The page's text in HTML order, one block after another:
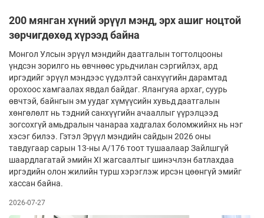
200 мянган хүний эрүүл мэнд, эрх ашиг ноцтой
зөрчигдөхөд хүрээд байна
Монгол Улсын эрүүл мэндийн даатгалын тогтолцооны
үндсэн зорилго нь өвчнөөс урьдчилан сэргийлэх, ард
иргэдийг эрүүл мэндээс үүдэлтэй санхүүгийн дарамтад
орохоос хамгаалах явдал байдаг. Ялангуяа архаг, суурь
өвчтэй, байнгын эм уудаг хүмүүсийн хувьд даатгалын
хөнгөлөлт нь тэдний санхүүгийн ачааллыг үүрэлцээд
зогсохгүй амьдралын чанараа хадгалах боломжийнх нь нэг
хэсэг билээ. Гэтэл Эрүүл мэндийн сайдын 2026 оны
тавдугаар сарын 13-ны А/176 тоот тушаалаар Зайлшгүй
шаардлагатай эмийн XI жагсаалтыг шинэчлэн батлахдаа
иргэдийн олон жилийн турш хэрэглэж ирсэн цөөнгүй эмийг
хассан байна.
2026-07-27